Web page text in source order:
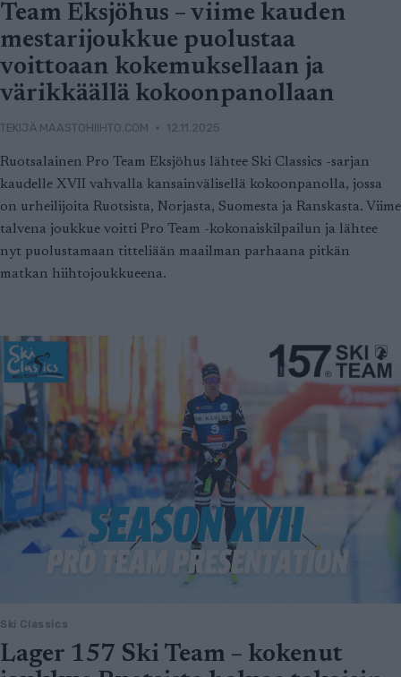
Team Eksjöhus – viime kauden
mestarijoukkue puolustaa
voittoaan kokemuksellaan ja
värikkäällä kokoonpanollaan
TEKIJÄ MAASTOHIIHTO.COM 12.11.2025
Ruotsalainen Pro Team Eksjöhus lähtee Ski Classics -sarjan
kaudelle XVII vahvalla kansainvälisellä kokoonpanolla, jossa
on urheilijoita Ruotsista, Norjasta, Suomesta ja Ranskasta. Viime
talvena joukkue voitti Pro Team -kokonaiskilpailun ja lähtee
nyt puolustamaan titteliään maailman parhaana pitkän
matkan hiihtojoukkueena.
Ski Classics
Lager 157 Ski Team – kokenut